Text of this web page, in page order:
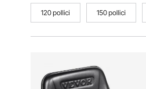
120 pollici 150 pollici